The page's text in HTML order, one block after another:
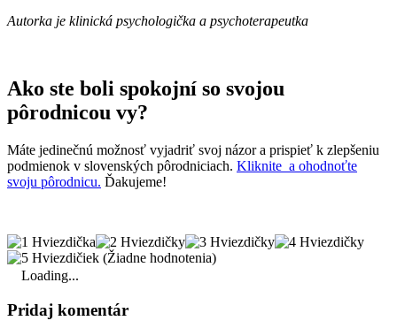
Autorka je klinická psychologička a psychoterapeutka
Ako ste boli spokojní so svojou
pôrodnicou vy?
Máte jedinečnú možnosť vyjadriť svoj názor a prispieť k zlepšeniu
podmienok v slovenských pôrodniciach. Kliknite a ohodnoťte
svoju pôrodnicu. Ďakujeme!
(Žiadne hodnotenia)
Loading...
Pridaj komentár